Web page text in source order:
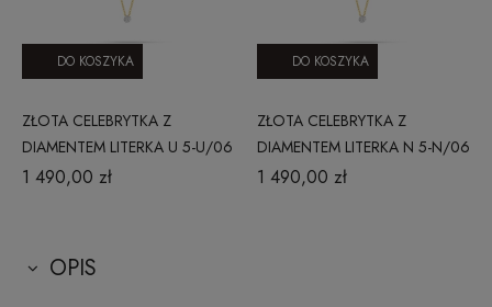
ZŁOTA CELEBRYTKA Z
DIAMENTEM LITERKA U 5-U/06
1 490,00 zł
DO KOSZYKA
ZŁOTA CELEBRYTKA Z
DIAMENTEM LITERKA N 5-N/06
1 490,00 zł
DO KOSZYKA
OPIS